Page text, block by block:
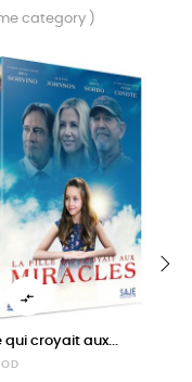
category )

qui croyait aux...